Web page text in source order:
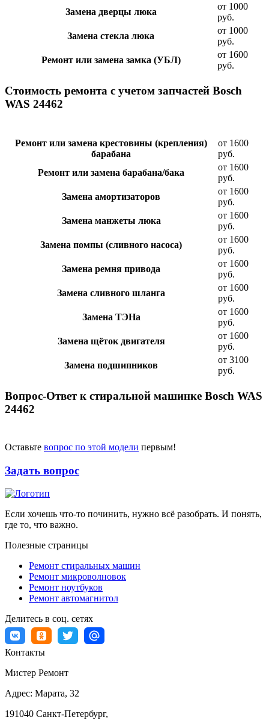
Замена дверцы люка
от 1000
руб.
Замена стекла люка
от 1000
руб.
Ремонт или замена замка (УБЛ)
от 1600
руб.
Стоимость ремонта с учетом запчастей Bosch
WAS 24462
Ремонт или замена крестовины (крепления)
барабана
от 1600
руб.
Ремонт или замена барабана/бака
от 1600
руб.
Замена амортизаторов
от 1600
руб.
Замена манжеты люка
от 1600
руб.
Замена помпы (сливного насоса)
от 1600
руб.
Замена ремня привода
от 1600
руб.
Замена сливного шланга
от 1600
руб.
Замена ТЭНа
от 1600
руб.
Замена щёток двигателя
от 1600
руб.
Замена подшипников
от 3100
руб.
Вопрос-Ответ к стиральной машинке Bosch WAS
24462
Оставьте вопрос по этой модели первым!
Задать вопрос
Если хочешь что-то починить, нужно всё разобрать. И понять,
где то, что важно.
Полезные страницы
Ремонт стиральных машин
Ремонт микроволновок
Ремонт ноутбуков
Ремонт автомагнитол
Делитесь в соц. сетях
Контакты
Мистер Ремонт
Адрес: Марата, 32
191040 Санкт-Петербург,